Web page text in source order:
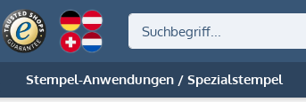
Stempel-Anwendungen / Spezialstempel